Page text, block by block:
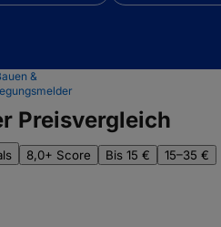
&
Preisvergleich
8,0+ Score Bis 15 €
15–35 €